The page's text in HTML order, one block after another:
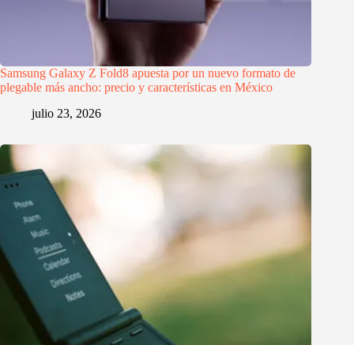
Samsung Galaxy Z Fold8 apuesta por un nuevo formato de
plegable más ancho: precio y características en México
julio 23, 2026